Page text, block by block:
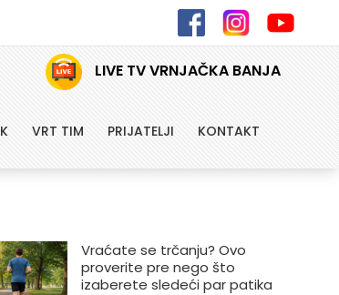
LIVE TV VRNJAČKA BANJA
VRT TIM PRIJATELJI KONTAKT
Vraćate se trčanju? Ovo
proverite pre nego što
izaberete sledeći par patika